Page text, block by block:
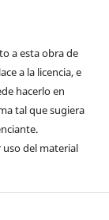
a esta obra de
a la licencia, e
hacerlo en
tal que sugiera
del material